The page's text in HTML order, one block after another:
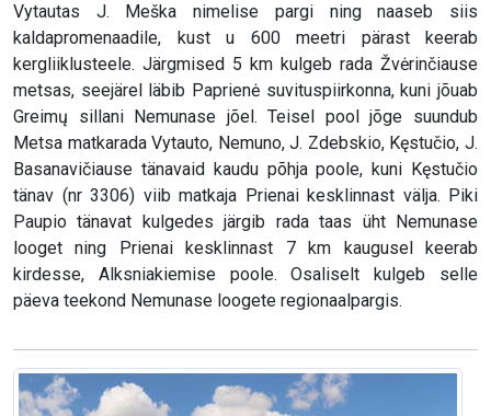
Vytautas J. Meška nimelise pargi ning naaseb siis
kaldapromenaadile, kust u 600 meetri pärast keerab
kergliiklusteele. Järgmised 5 km kulgeb rada Žvėrinčiause
metsas, seejärel läbib Paprienė suvituspiirkonna, kuni jõuab
Greimų sillani Nemunase jõel. Teisel pool jõge suundub
Metsa matkarada Vytauto, Nemuno, J. Zdebskio, Kęstučio, J.
Basanavičiause tänavaid kaudu põhja poole, kuni Kęstučio
tänav (nr 3306) viib matkaja Prienai kesklinnast välja. Piki
Paupio tänavat kulgedes järgib rada taas üht Nemunase
looget ning Prienai kesklinnast 7 km kaugusel keerab
kirdesse, Alksniakiemise poole. Osaliselt kulgeb selle
päeva teekond Nemunase loogete regionaalpargis.